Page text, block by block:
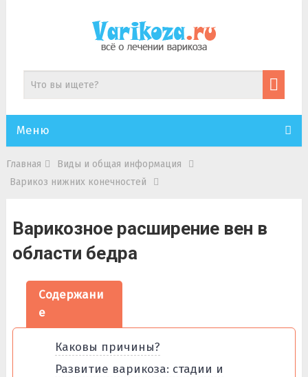
Меню
Главная
Виды и общая информация
Варикоз нижних конечностей
Варикозное расширение вен в
области бедра
Содержани
е
Каковы причины?
Развитие варикоза: стадии и